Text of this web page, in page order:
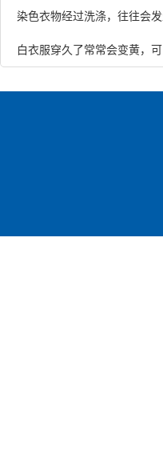
染色衣物经过洗涤，往往会
白衣服穿久了常常会变黄，